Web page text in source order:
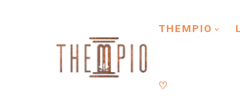
Type anything to search, then press
THEMPIO
♡